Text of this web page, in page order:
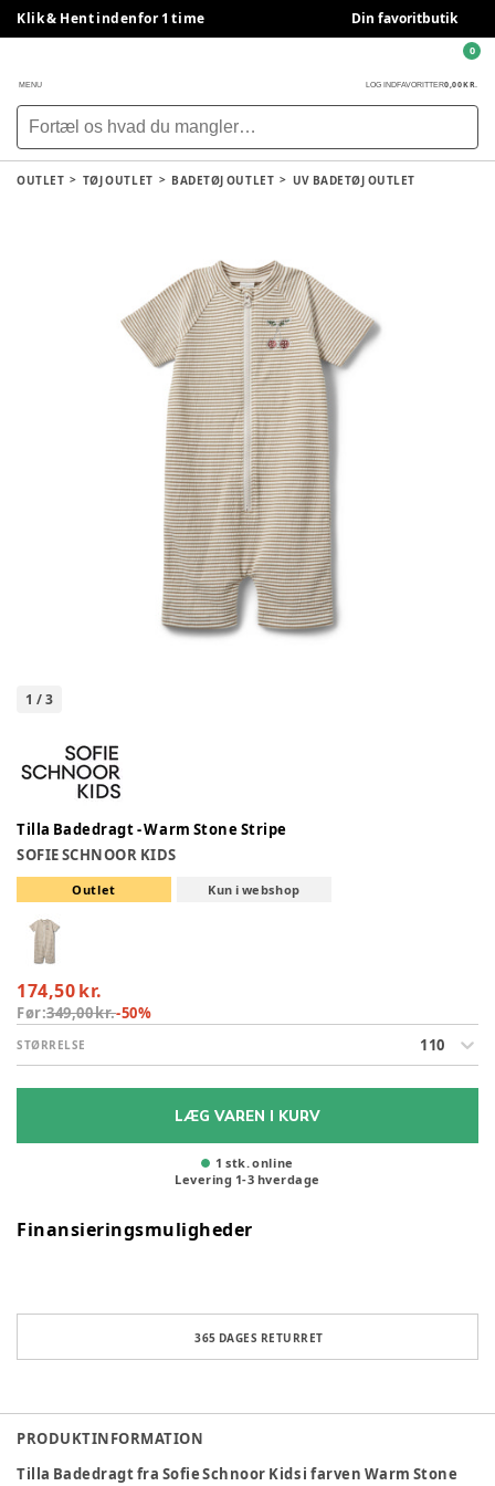
Klik & Hent indenfor 1 time Din favoritbutik
MENU LOG INDFAVORITTER0,00 KR.
0
OUTLET TØJ OUTLET BADETØJ OUTLET UV BADETØJ OUTLET
1 /3
Tilla Badedragt - Warm Stone Stripe
SOFIE SCHNOOR KIDS
Outlet Kun i webshop
174,50 kr.
Før:349,00 kr.-50%
STØRRELSE 110
LÆG VAREN I KURV
1 stk. online
Levering 1-3 hverdage
Finansieringsmuligheder
365 DAGES RETURRET
PRODUKTINFORMATION
Tilla Badedragt fra Sofie Schnoor Kids i farven Warm Stone